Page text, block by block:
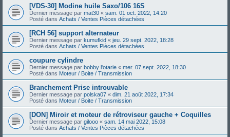
[VDS-30] Modine huile Saxo/106 16S
Dernier message par mat30 « sam. 01 oct. 2022, 14:20
Posté dans Achats / Ventes Pièces détachées
[RCH 56] support alternateur
Dernier message par kumufkid « jeu. 29 sept. 2022, 18:28
Posté dans Achats / Ventes Pièces détachées
coupure cylindre
Dernier message par bobby l'otarie « mer. 07 sept. 2022, 18:30
Posté dans Moteur / Boite / Transmission
Branchement Prise introuvable
Dernier message par polska07 « dim. 21 août 2022, 17:34
Posté dans Moteur / Boite / Transmission
[DON] Miroir et moteur de rétroviseur gauche + Coquilles
Dernier message par gilooo « sam. 14 mai 2022, 15:08
Posté dans Achats / Ventes Pièces détachées